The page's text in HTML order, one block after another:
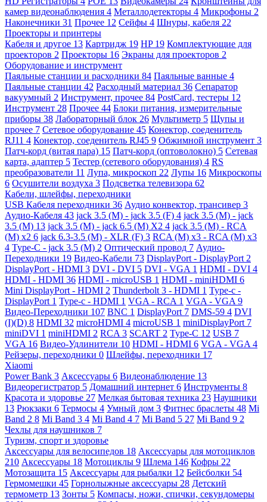
камер видеонаблюдения 4 Металлодетекторы 4 Микрофоны 2
Наконечники 31 Прочее 12 Сейфы 4 Шнуры, кабеля 22
Проекторы и принтеры
Кабеля и другое 13 Картридж 19 HP 19 Комплектующие для
проекторов 2 Проекторы 16 Экраны для проекторов 2
Оборудование и инструмент
Паяльные станции и расходники 84 Паяльные ванные 4
Паяльные станции 42 Расходный материал 36 Сепаратор
вакуумный 2 Инструмент, прочее 84 PostCard, тестеры 12
Инструмент 28 Прочее 44 Блоки питания, измерительные
приборы 38 Лабораторный блок 26 Мультиметр 5 Щупы и
прочее 7 Сетевое оборудование 45 Конектор, соеденитель
RJ11 4 Конектор, соеденитель RJ45 9 Обжимной инструмент 3
Патч-корд (витая пара) 15 Патч-корд (оптоволокно) 5 Сетевая
карта, адаптер 5 Тестер (сетевого оборудования) 4 RS
преобразователи 11 Лупа, микроскоп 22 Лупы 16 Микроскопы
6 Осушители воздуха 3 Подсветка телевизора 62
Кабели, шлейфы, переходники
USB Кабеля переходники 36 Аудио конвектор, трансивер 3
Аудио-Кабеля 43 jack 3.5 (M) - jack 3.5 (F) 4 jack 3.5 (M) - jack
3.5 (M) 13 jack 3.5 (M) - jack 6.5 (M) X2 4 jack 3.5 (M) - RCA
(M) x2 6 jack 6.3-3.5 (M) - XLR (F) 3 RCA (M) x3 - RCA (M) x3
4 Type-C - jack 3.5 (M) 2 Оптический провод 7 Аудио-
Переходники 19 Видео-Кабели 73 DisplayPort - DisplayPort 2
DisplayPort - HDMI 3 DVI - DVI 5 DVI - VGA 1 HDMI - DVI 4
HDMI - HDMI 36 HDMI - microUSB 1 HDMI - miniHDMI 6
Mini DisplayPort - HDMI 2 Thunderbolt 3 - HDMI 1 Type-c -
DisplayPort 1 Type-c - HDMI 1 VGA - RCA 1 VGA - VGA 9
Видео-Переходники 107 BNC 1 DisplayPort 7 DMS-59 4 DVI
(I)(D) 8 HDMI 32 microHDMI 4 microUSB 1 miniDisplayPort 7
miniDVI 1 miniHDMI 2 RCA 3 SCART 2 Type-C 12 USB 7
VGA 16 Видео-Удлинители 10 HDMI - HDMI 6 VGA - VGA 4
Рейзеры, переходники 0 Шлейфы, переходники 17
Xiaomi
Power Bank 3 Аксессуары 6 Видеонаблюдение 13
Видеорегистратор 5 Домашний интернет 6 Инструменты 8
Красота и здоровье 27 Мелкая бытовая техника 23 Наушники
13 Рюкзаки 6 Термосы 4 Умный дом 3 Фитнес браслеты 48 Mi
Band 2 8 Mi Band 3 4 Mi Band 4 7 Mi Band 5 27 Mi Band 9 2
Чехлы для наушников 7
Туризм, спорт и здоровье
Аксессуары для велосипедов 18 Аксессуары для мотоциклов
210 Аксессуары 18 Мотоциклы 9 Шлема 146 Кофры 22
Мотозащита 15 Аксессуары для рыбалки 12 Бейсболки 54
Гермомешки 45 Горнолыжные аксессуары 28 Детский
термометр 13 Зонты 5 Компасы, ножи, спички, секундомеры